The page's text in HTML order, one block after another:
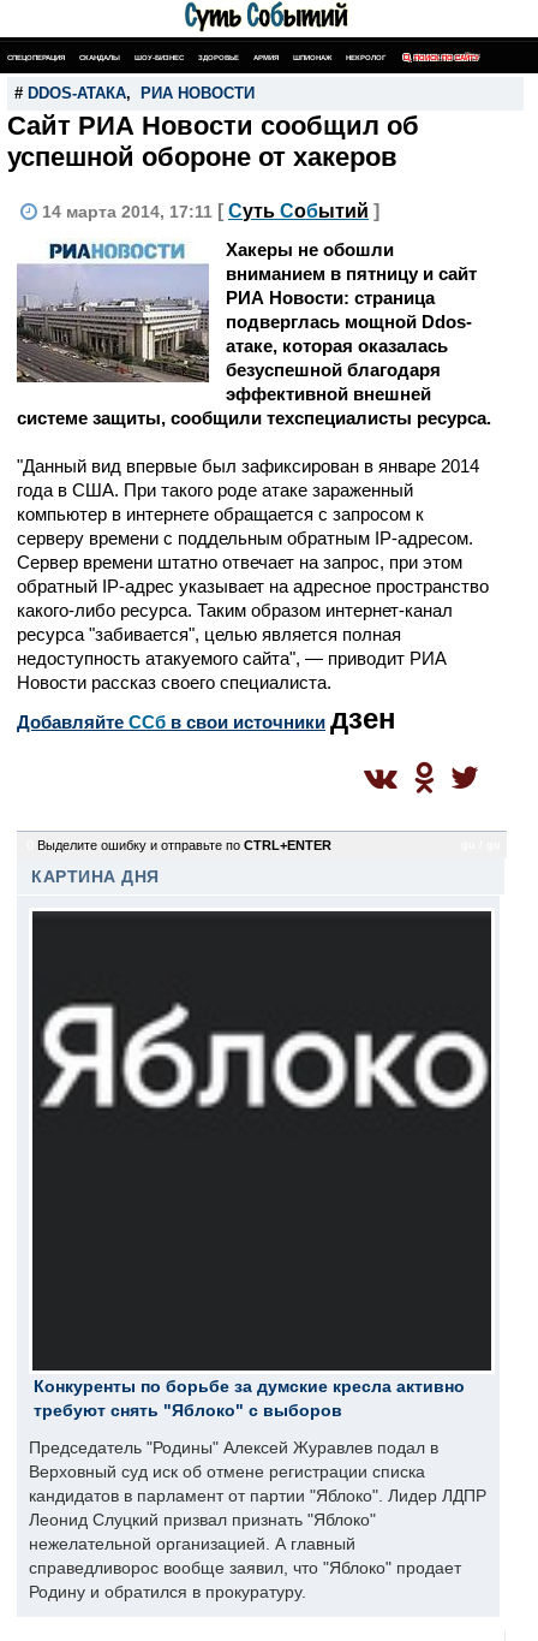
СПЕЦОПЕРАЦИЯ СКАНДАЛЫ ШОУ-БИЗНЕС ЗДОРОВЬЕ АРМИЯ ШПИОНАЖ НЕКРОЛОГ ПОИСК ПО САЙТУ
# DDOS-АТАКА, РИА НОВОСТИ
Сайт РИА Новости сообщил об
успешной обороне от хакеров
14 марта 2014, 17:11 [ Суть Событий ]
Хакеры не обошли
вниманием в пятницу и сайт
РИА Новости: страница
подверглась мощной Ddos-
атаке, которая оказалась
безуспешной благодаря
эффективной внешней
системе защиты, сообщили техспециалисты ресурса.
"Данный вид впервые был зафиксирован в январе 2014
года в США. При такого роде атаке зараженный
компьютер в интернете обращается с запросом к
серверу времени с поддельным обратным IP-адресом.
Сервер времени штатно отвечает на запрос, при этом
обратный IP-адрес указывает на адресное пространство
какого-либо ресурса. Таким образом интернет-канал
ресурса "забивается", целью является полная
недоступность атакуемого сайта", — приводит РИА
Новости рассказ своего специалиста.
Добавляйте CСб в свои источники дзен
Выделите ошибку и отправьте по CTRL+ENTER
КАРТИНА ДНЯ
Конкуренты по борьбе за думские кресла активно
требуют снять "Яблоко" с выборов
Председатель "Родины" Алексей Журавлев подал в
Верховный суд иск об отмене регистрации списка
кандидатов в парламент от партии "Яблоко". Лидер ЛДПР
Леонид Слуцкий призвал признать "Яблоко"
нежелательной организацией. А главный
справедливорос вообще заявил, что "Яблоко" продает
Родину и обратился в прокуратуру.